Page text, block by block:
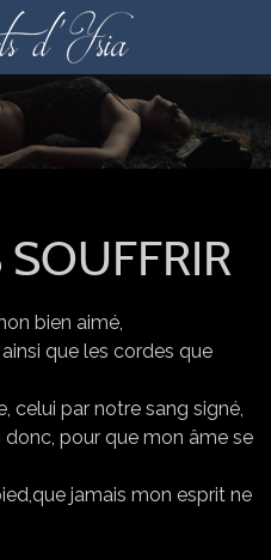
bien aimé,
que les cordes que
celui par notre sang signé,
pour que mon âme se
jamais mon esprit ne